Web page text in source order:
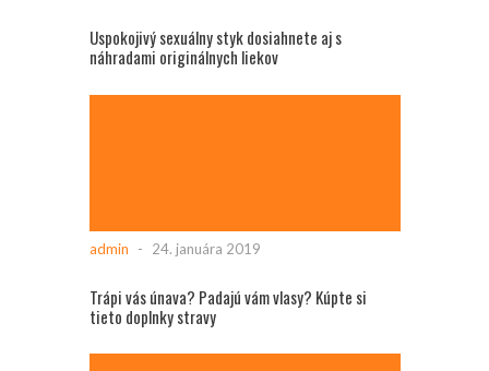
Uspokojivý sexuálny styk dosiahnete aj s
náhradami originálnych liekov
admin - 24. januára 2019
Trápi vás únava? Padajú vám vlasy? Kúpte si
tieto doplnky stravy